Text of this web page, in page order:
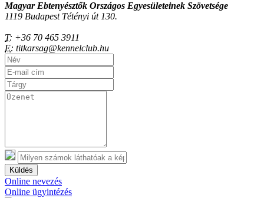
Magyar Ebtenyésztők Országos Egyesületeinek Szövetsége
1119 Budapest Tétényi út 130.
T: +36 70 465 3911
E: titkarsag@kennelclub.hu
Küldés
Online nevezés
Online ügyintézés